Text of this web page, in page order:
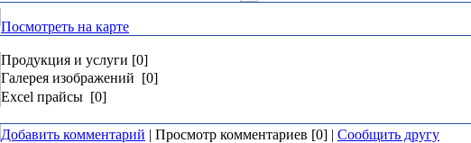
Посмотреть на карте
Продукция и услуги [0]
Галерея изображений [0]
Excel прайсы [0]
Добавить комментарий | Просмотр комментариев [0] | Сообщить другу